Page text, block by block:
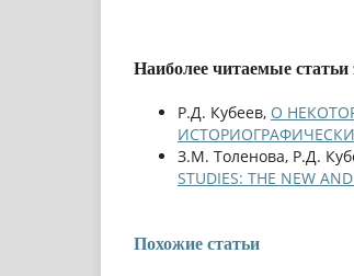
Наиболее читаемые статьи
Р.Д. Кубеев, О
З.М. Толенова, Р.Д.
STUDIES: THE NEW
Похожие статьи